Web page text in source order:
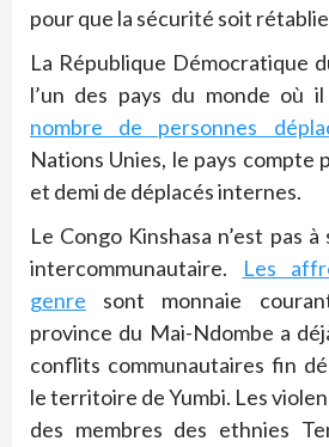
pour que la sécurité soit rétablie
La République Démocratique
l’un des pays du monde où
nombre de personnes
Nations Unies, le pays compte
et demi de déplacés internes.
Le Congo Kinshasa n’est pas
intercommunautaire.
Les
genre sont monnaie
province du Mai-Ndombe a
conflits communautaires fin
le territoire de Yumbi. Les
des membres des ethnies